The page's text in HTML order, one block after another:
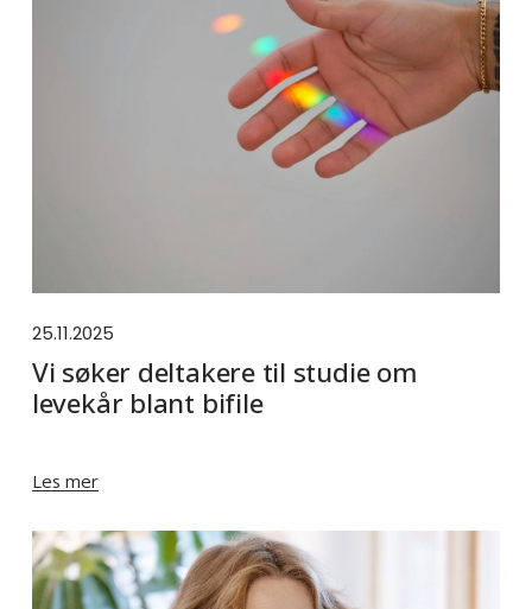
25.11.2025
Vi søker deltakere til studie om
levekår blant bifile
Les mer